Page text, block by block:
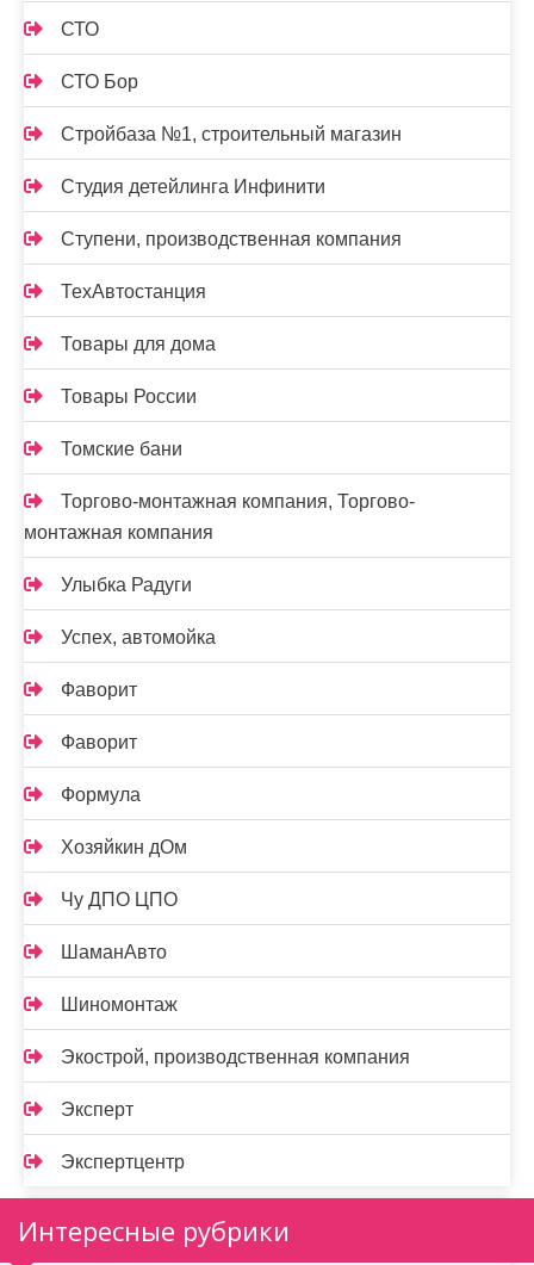
СТО
СТО Бор
Стройбаза №1, строительный магазин
Студия детейлинга Инфинити
Ступени, производственная компания
ТехАвтостанция
Товары для дома
Товары России
Томские бани
Торгово-монтажная компания, Торгово-
монтажная компания
Улыбка Радуги
Успех, автомойка
Фаворит
Фаворит
Формула
Хозяйкин дОм
Чу ДПО ЦПО
ШаманАвто
Шиномонтаж
Экострой, производственная компания
Эксперт
Экспертцентр
Интересные рубрики